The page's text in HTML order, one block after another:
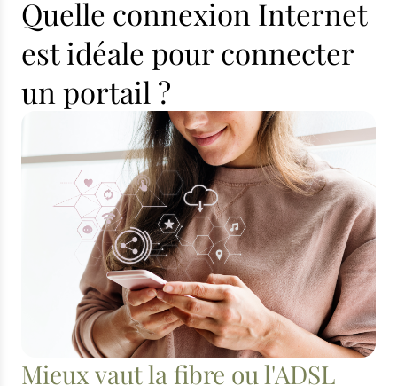
Quelle connexion Internet
est idéale pour connecter
un portail ?
Mieux vaut la fibre ou l'ADSL